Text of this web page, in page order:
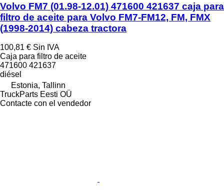
Volvo FM7 (01.98-12.01) 471600 421637 caja para
filtro de aceite para Volvo FM7-FM12, FM, FMX
(1998-2014) cabeza tractora
100,81 € Sin IVA
Caja para filtro de aceite
471600 421637
diésel
Estonia, Tallinn
TruckParts Eesti OÜ
Contacte con el vendedor